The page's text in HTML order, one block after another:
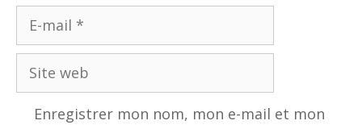
mail
Site
web
Enregistrer mon nom, mon e-mail et mon